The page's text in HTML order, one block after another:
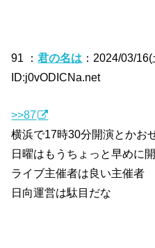
91 ：君の名は ：2024/03/
ID:j0vODICNa.net
>>87
横浜で17時30分開演とかお
日曜はもうちょっと早めに
ライブ主催者は良い主催者
日向運営は駄目だな